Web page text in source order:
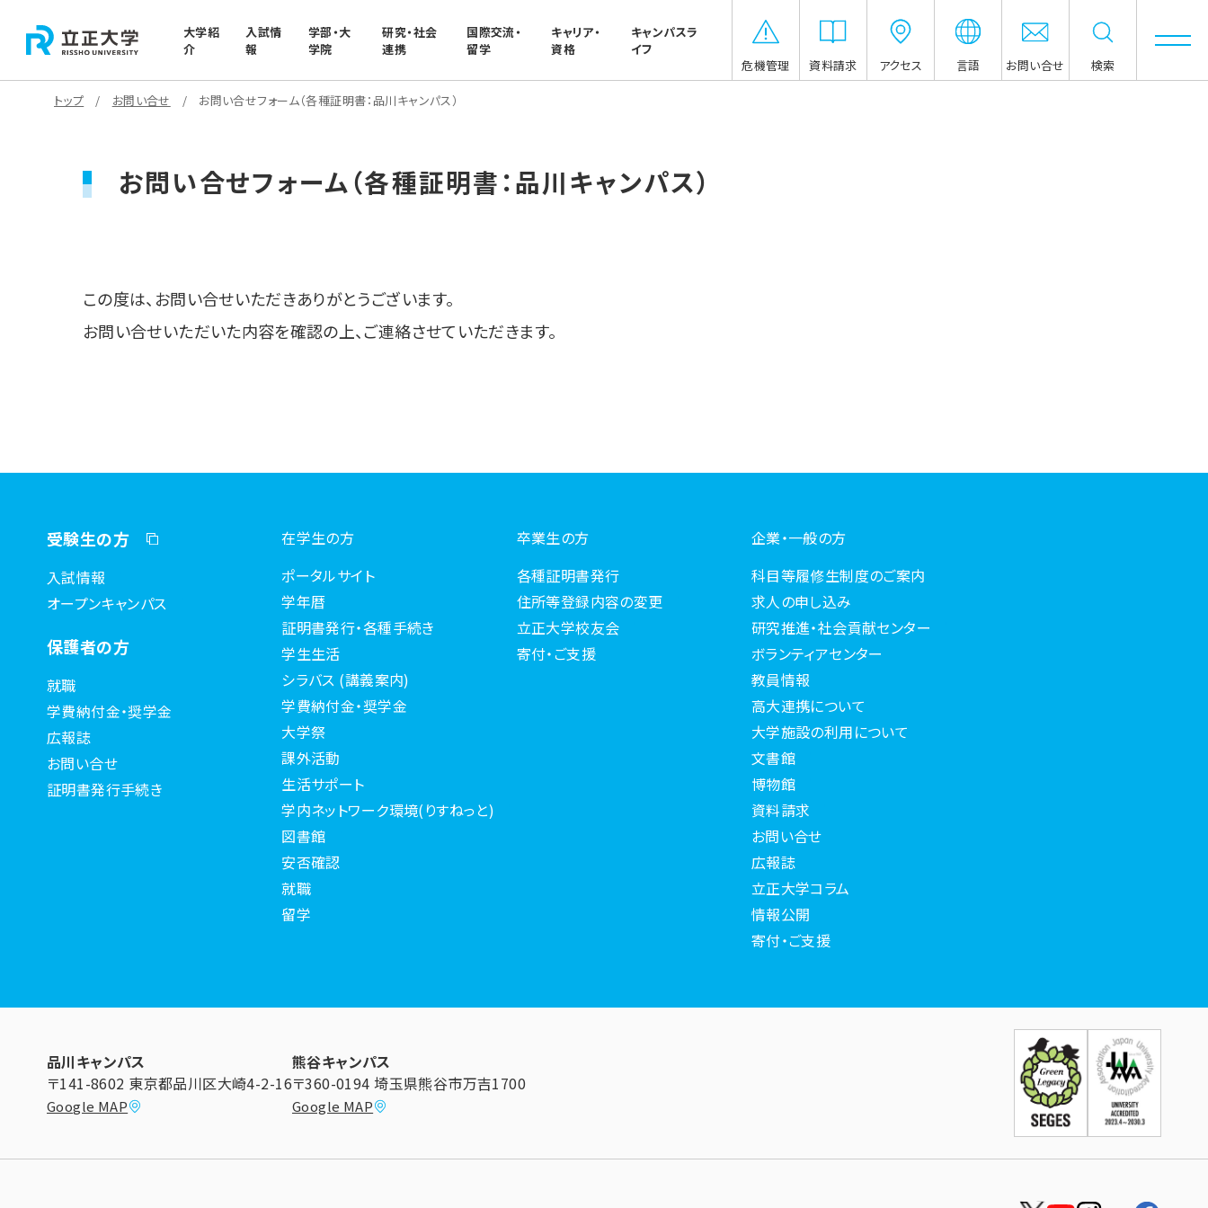
大学紹
介
入試情
報
学部・大
学院
研究・社会
連携
国際交流・
留学
キャリア・
資格
キャンパスラ
イフ
危機管理
資料請求 アクセス 言語 お問い合せ 検索
トップ お問い合せ お問い合せフォーム（各種証明書：品川キャンパス）
お問い合せフォーム（各種証明書：品川キャンパス）
この度は、お問い合せいただきありがとうございます。
お問い合せいただいた内容を確認の上、ご連絡させていただきます。
受験生の方
入試情報
オープンキャンパス
保護者の方
就職
学費納付金・奨学金
広報誌
お問い合せ
証明書発行手続き
在学生の方
ポータルサイト
学年暦
証明書発行・各種手続き
学生生活
シラバス (講義案内)
学費納付金・奨学金
大学祭
課外活動
生活サポート
学内ネットワーク環境(りすねっと)
図書館
安否確認
就職
留学
卒業生の方
各種証明書発行
住所等登録内容の変更
立正大学校友会
寄付・ご支援
企業・一般の方
科目等履修生制度のご案内
求人の申し込み
研究推進・社会貢献センター
ボランティアセンター
教員情報
高大連携について
大学施設の利用について
文書館
博物館
資料請求
お問い合せ
広報誌
立正大学コラム
情報公開
寄付・ご支援
品川キャンパス
〒141-8602 東京都品川区大崎4-2-16
Google MAP
熊谷キャンパス
〒360-0194 埼玉県熊谷市万吉1700
Google MAP